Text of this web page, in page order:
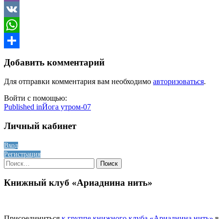
Viber
VK
WhatsApp
Добавить комментарий
Для отправки комментария вам необходимо авторизоваться.
Войти с помощью:
Навигация
по
Published inЙога утром-07
Личный кабинет
Вход
Регистрация
Найти:
Книжный клуб «Ариаднина нить»